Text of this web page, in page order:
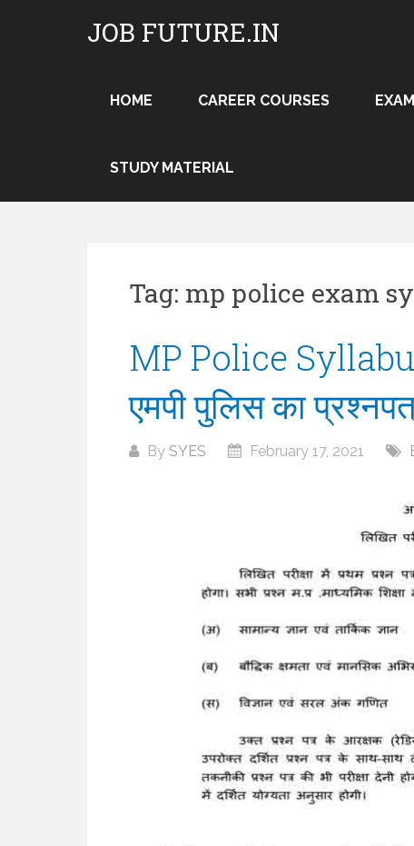
JOB FUTURE.IN
HOME CAREER COURSES
STUDY MATERIAL
Tag: mp police exam
MP Police
एमपी पुलिस का
By SYES February 17, 2021